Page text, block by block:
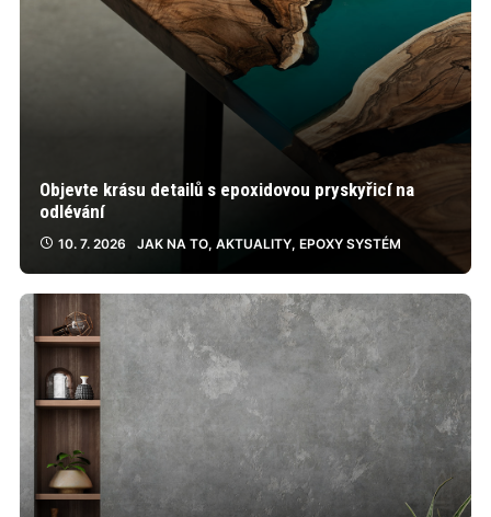
Objevte krásu detailů s epoxidovou pryskyřicí na
odlévání
10. 7. 2026 JAK NA TO, AKTUALITY, EPOXY SYSTÉM